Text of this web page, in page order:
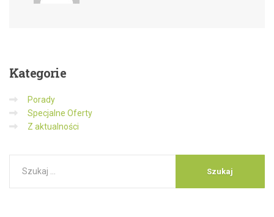
Kategorie
Porady
Specjalne Oferty
Z aktualności